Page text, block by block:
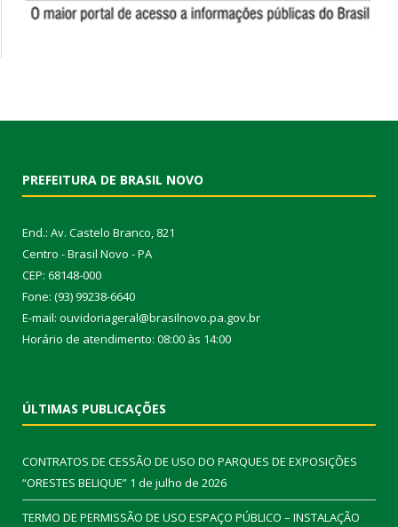
PREFEITURA DE BRASIL NOVO
End.: Av. Castelo Branco, 821
Centro - Brasil Novo - PA
CEP: 68148-000
Fone: (93) 99238-6640
E-mail: ouvidoriageral@brasilnovo.pa.gov.br
Horário de atendimento: 08:00 às 14:00
ÚLTIMAS PUBLICAÇÕES
CONTRATOS DE CESSÃO DE USO DO PARQUES DE EXPOSIÇÕES
“ORESTES BELIQUE” 1 de julho de 2026
TERMO DE PERMISSÃO DE USO ESPAÇO PÚBLICO – INSTALAÇÃO